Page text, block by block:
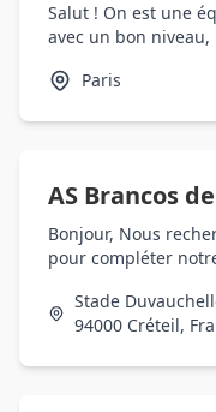
Salut ! On est une
avec un bon
Paris
AS Brancos
Bonjour, Nous
pour compléter
Stade
94000 Créteil,